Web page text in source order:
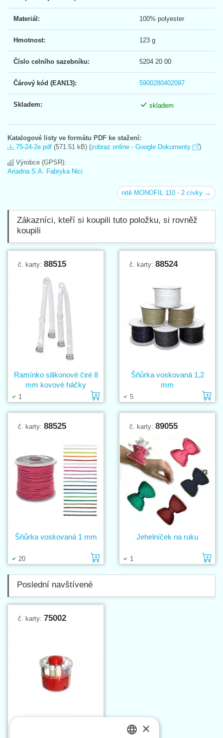
Materiál: 100% polyester
Hmotnost: 123 g
Číslo celního sazebníku: 5204 20 00
Čárový kód (EAN13): 5900280402097
Skladem: skladem
Katalogové listy ve formátu PDF ke stažení:
75-24-2e.pdf (571.51 kB) (zobraz online - Google Dokumenty )
Výrobce (GPSR):
Ariadna S.A. Fabryka Nici
nitě MONOFIL 110 - 2 cívky →
Zákazníci, kteří si koupili tuto položku, si rovněž
koupili
č. karty: 88515
1 Vložit do košíku
Ramínko silikonové čiré 8
mm kovové háčky
č. karty: 88524
5
Šňůrka voskovaná 1,2
mm
č. karty: 88525
20 Vložit do košíku
Šňůrka voskovaná 1 mm
č. karty: 89055
1
Jehelníček na ruku
Poslední navštívené
č. karty: 75002
×